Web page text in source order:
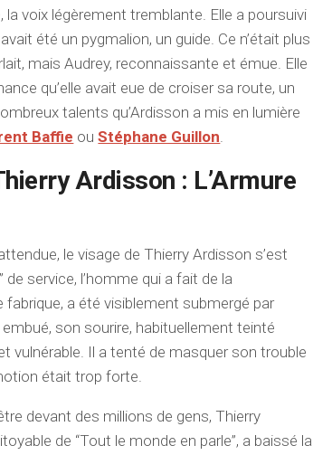
la voix légèrement tremblante. Elle a poursuivi
été un pygmalion, un guide. Ce n’était plus
mais Audrey, reconnaissante et émue. Elle
qu’elle avait eue de croiser sa route, un
talents qu’Ardisson a mis en lumière
Baffie ouStéphane Guillon.
Ardisson : L’Armure
le visage de Thierry Ardisson s’est
de service, l’homme qui a fait de la
a été visiblement submergé par
embué, son sourire, habituellement teinté
vulnérable. Il a tenté de masquer son trouble
était trop forte.
devant des millions de gens, Thierry
de “Tout le monde en parle”, a baissé la